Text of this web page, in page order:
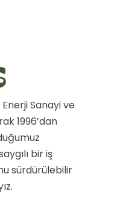
Enerji Sanayi ve
1996’dan
bir iş
sürdürülebilir